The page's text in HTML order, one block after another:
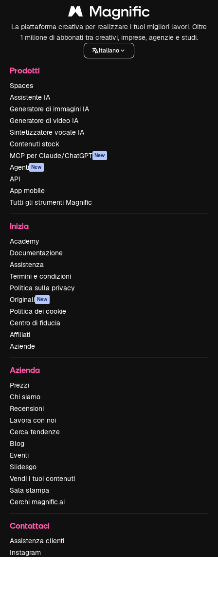
La piattaforma creativa per realizzare i tuoi migliori lavori. Oltre
1 milione di abbonati tra creativi, imprese, agenzie e studi.
Italiano
Prodotti
Spaces
Assistente IA
Generatore di immagini IA
Generatore di video IA
Sintetizzatore vocale IA
Contenuti stock
MCP per Claude/ChatGPT New
Agenti New
API
App mobile
Tutti gli strumenti Magnific
Inizia
Academy
Documentazione
Assistenza
Termini e condizioni
Politica sulla privacy
Originali New
Politica dei cookie
Centro di fiducia
Affiliati
Aziende
Azienda
Prezzi
Chi siamo
Recensioni
Lavora con noi
Cerca tendenze
Blog
Eventi
Slidesgo
Vendi i tuoi contenuti
Sala stampa
Cerchi magnific.ai
Contattaci
Assistenza clienti
Instagram